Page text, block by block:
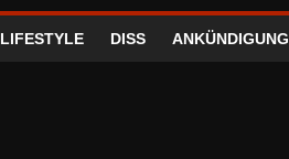
LIFESTYLE DISS ANKÜNDIGUNG